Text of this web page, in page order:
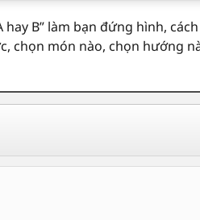
B” làm bạn đứng hình,
chọn món nào, chọn hướng